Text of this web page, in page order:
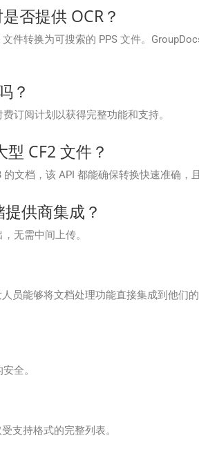
否提供 OCR？
件转换为可搜索的 PPS 文件。
？
订阅计划以获得完整功能和支持。
CF2 文件？
文档，该 API 都能确保转换快速准确，
供商集成？
无需中间上传。
员能够将文档处理功能直接集成到他们
全。
支持格式的完整列表。